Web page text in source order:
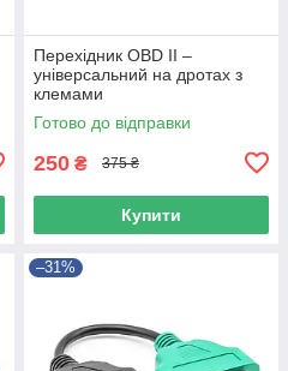
Перехідник OBD II –
універсальний на дротах з
клемами
Готово до відправки
250 ₴ 375 ₴
Купити
–31%